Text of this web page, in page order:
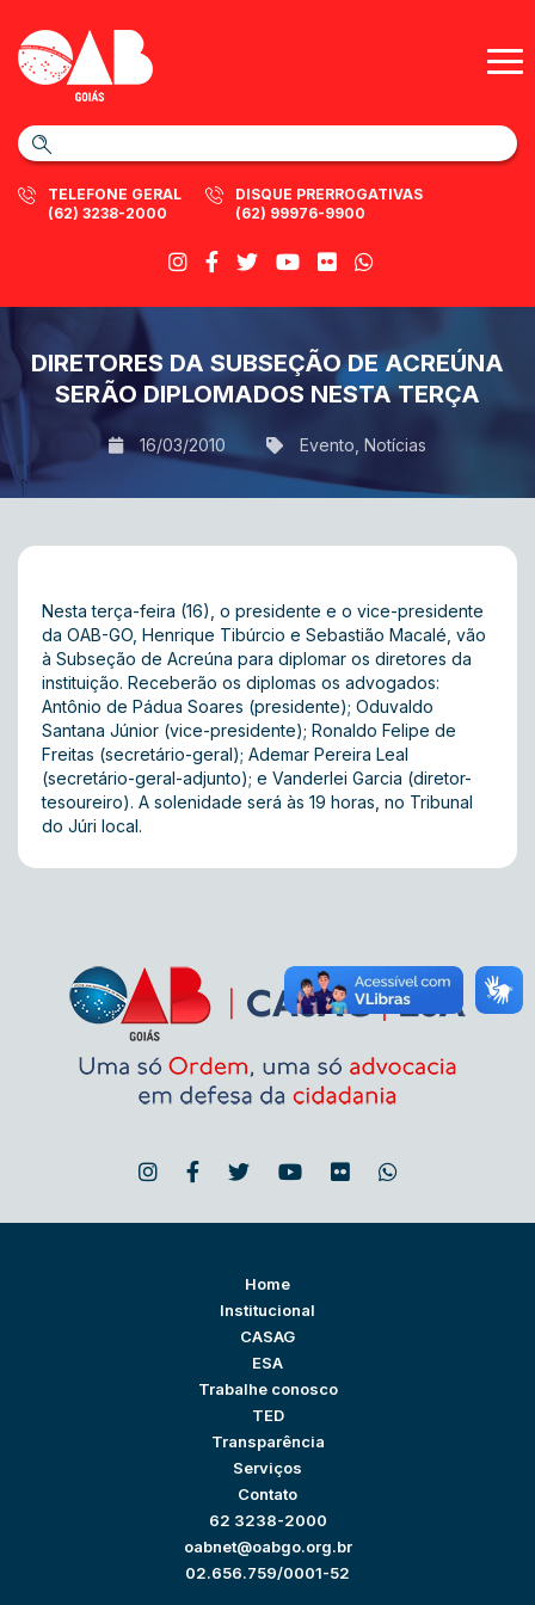
TELEFONE GERAL
(62) 3238-2000
DISQUE PRERROGATIVAS
(62) 99976-9900
DIRETORES DA SUBSEÇÃO DE ACREÚNA
SERÃO DIPLOMADOS NESTA TERÇA
16/03/2010 Evento Notícias
Nesta terça-feira (16), o presidente e o vice-presidente
da OAB-GO, Henrique Tibúrcio e Sebastião Macalé, vão
à Subseção de Acreúna para diplomar os diretores da
instituição. Receberão os diplomas os advogados:
Antônio de Pádua Soares (presidente); Oduvaldo
Santana Júnior (vice-presidente); Ronaldo Felipe de
Freitas (secretário-geral); Ademar Pereira Leal
(secretário-geral-adjunto); e Vanderlei Garcia (diretor-
tesoureiro). A solenidade será às 19 horas, no Tribunal
do Júri local.
Home
Institucional
CASAG
ESA
Trabalhe conosco
TED
Transparência
Serviços
Contato
62 3238-2000
oabnet@oabgo.org.br
02.656.759/0001-52